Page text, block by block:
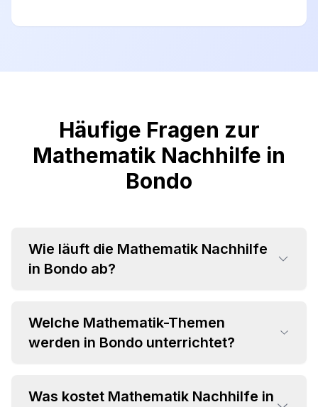
Häufige Fragen zur
Mathematik Nachhilfe in
Bondo
Wie läuft die Mathematik Nachhilfe
in Bondo ab?
Welche Mathematik-Themen
werden in Bondo unterrichtet?
Was kostet Mathematik Nachhilfe in